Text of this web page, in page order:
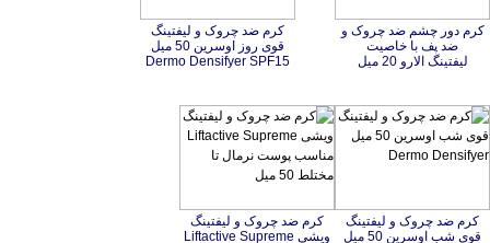
کرم دور چشم ضد چروک و
ضد پف با خاصیت
لیفتینگ الارو 20 میل
کرم ضد چروک و لیفتینگ
قوی روز اوسرین 50 میل
Dermo Densifyer SPF15
کرم ضد چروک و لیفتینگ
قوی شب اوسرین 50 میل
کرم ضد چروک و لیفتینگ
ویشی Liftactive Supreme
مناسب پوست نرمال تا